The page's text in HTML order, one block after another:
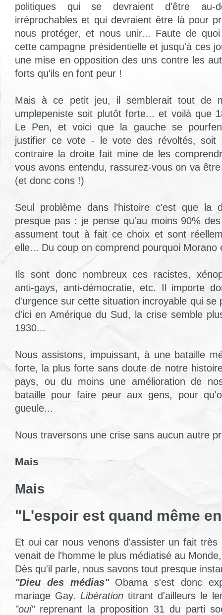
politiques qui se devraient d'être au-
irréprochables et qui devraient être là pour
nous protéger, et nous unir... Faute de
cette campagne présidentielle et jusqu'à ces
une mise en opposition des uns contre les
forts qu'ils en font peur !
Mais à ce petit jeu, il semblerait tout de
umplepeniste soit plutôt forte... et voilà que
Le Pen, et voici que la gauche se
justifier ce vote - le vote des révoltés, soit
contraire la droite fait mine de les
vous avons entendu, rassurez-vous on va
(et donc cons !)
Seul problème dans l'histoire c'est que la
presque pas : je pense qu'au moins 90%
assument tout à fait ce choix et sont
elle... Du coup on comprend pourquoi Morano
Ils sont donc nombreux ces racistes,
anti-gays, anti-démocratie, etc. Il importe
d'urgence sur cette situation incroyable qui se
d'ici en Amérique du Sud, la crise semble
1930...
Nous assistons, impuissant, à une bataille
forte, la plus forte sans doute de notre
pays, ou du moins une amélioration de
bataille pour faire peur aux gens, pour
gueule...
Nous traversons une crise sans aucun autre
Mais
Mais
"L'espoir est quand même
Et oui car nous venons d'assister un fait très
venait de l'homme le plus médiatisé au
Dès qu'il parle, nous savons tout presque
"Dieu des médias"Obama s'est donc
mariage Gay. Libération titrant d'ailleurs le
"oui"reprenant la proposition 31 du parti